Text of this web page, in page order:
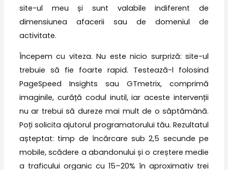
site-ul meu și sunt valabile indiferent de
dimensiunea afacerii sau de domeniul de
activitate.
Începem cu viteza. Nu este nicio surpriză: site-ul
trebuie să fie foarte rapid. Testează-l folosind
PageSpeed Insights sau GTmetrix, comprimă
imaginile, curăță codul inutil, iar aceste intervenții
nu ar trebui să dureze mai mult de o săptămână.
Poți solicita ajutorul programatorului tău. Rezultatul
așteptat: timp de încărcare sub 2,5 secunde pe
mobile, scădere a abandonului și o creștere medie
a traficului organic cu 15–20% în aproximativ trei